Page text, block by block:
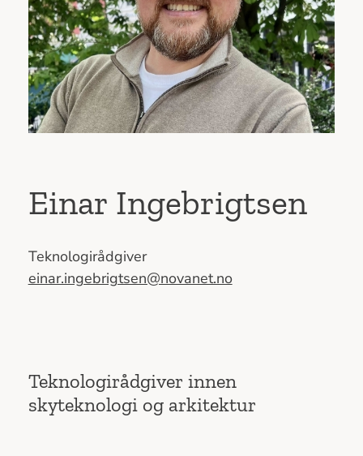
Einar Ingebrigtsen
Teknologirådgiver
einar.ingebrigtsen@novanet.no
Teknologirådgiver innen
skyteknologi og arkitektur